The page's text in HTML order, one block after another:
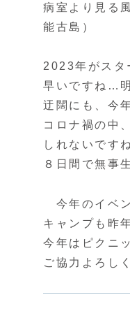
病室より見る
能古島）
2023年がスタ
早いですね…
迂闊にも、今
コロナ禍の中
しれないです
８日間で無事
今年のイベ
キャンプも昨
今年はピクニ
ご協力よろし